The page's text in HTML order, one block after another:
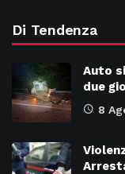
Di Tendenza
Auto
due
8